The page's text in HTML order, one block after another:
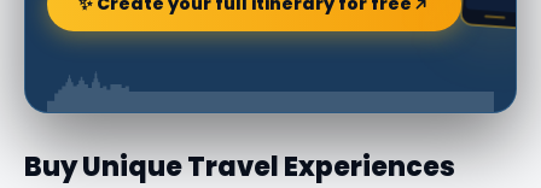
Buy Unique Travel Experiences